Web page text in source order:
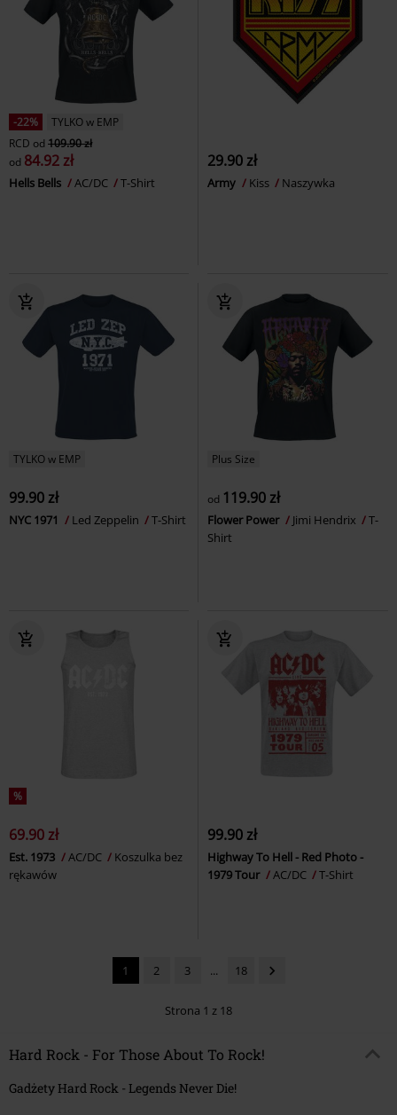
-22%
TYLKO w EMP
RCD od 109.90 zł
od 84.92 zł
Hells Bells AC/DC T-Shirt
29.90 zł
Army Kiss Naszywka
TYLKO w EMP
99.90 zł
NYC 1971 Led Zeppelin T-Shirt
Plus Size
od 119.90 zł
Flower Power Jimi Hendrix
T-
Shirt
%
69.90 zł
Est. 1973 AC/DC
Koszulka bez
rękawów
99.90 zł
Highway To Hell - Red Photo -
1979 Tour
AC/DC T-Shirt
1 2 3 ... 18
Strona 1 z 18
Hard Rock - For Those About To Rock!
Gadżety Hard Rock - Legends Never Die!